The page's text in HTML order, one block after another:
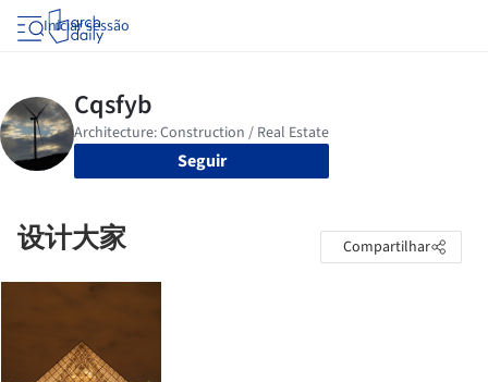
Iniciar sessão
Seguir
设计大家 Compartilhar